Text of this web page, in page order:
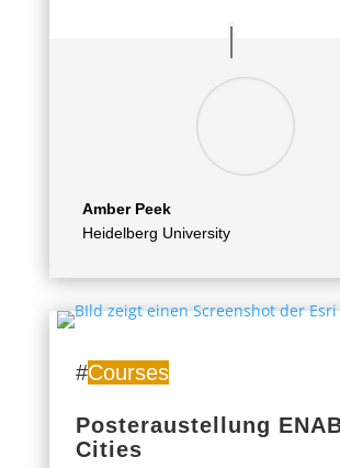
Amber Peek
Heidelberg University
#Courses
Posteraustellung
Cities